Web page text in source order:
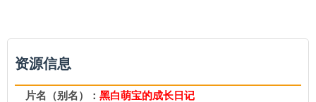
资源信息
片名（别名）： 黑白萌宝的成长日记